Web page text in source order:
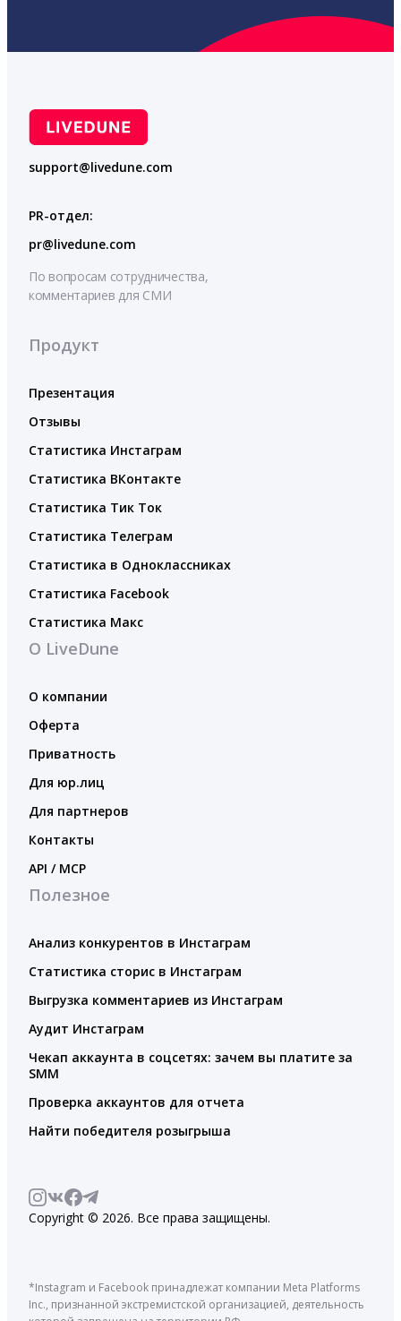
support@livedune.com
PR-отдел:
pr@livedune.com
По вопросам сотрудничества,
комментариев для СМИ
Продукт
Презентация
Отзывы
Статистика Инстаграм
Статистика ВКонтакте
Статистика Тик Ток
Статистика Телеграм
Статистика в Одноклассниках
Статистика Facebook
Статистика Макс
О LiveDune
О компании
Оферта
Приватность
Для юр.лиц
Для партнеров
Контакты
API / MCP
Полезное
Анализ конкурентов в Инстаграм
Статистика сторис в Инстаграм
Выгрузка комментариев из Инстаграм
Аудит Инстаграм
Чекап аккаунта в соцсетях: зачем вы платите за
SMM
Проверка аккаунтов для отчета
Найти победителя розыгрыша
Copyright © 2026. Все права защищены.
*Instagram и Facebook принадлежат компании Meta Platforms
Inc., признанной экстремистской организацией, деятельность